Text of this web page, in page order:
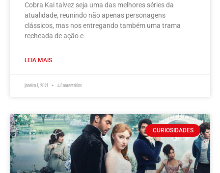
Cobra Kai talvez seja uma das melhores séries da
atualidade, reunindo não apenas personagens
clássicos, mas nos entregando também uma trama
recheada de ação e
LEIA MAIS
janeiro 1, 2021 4 Comentários
CURIOSIDADES